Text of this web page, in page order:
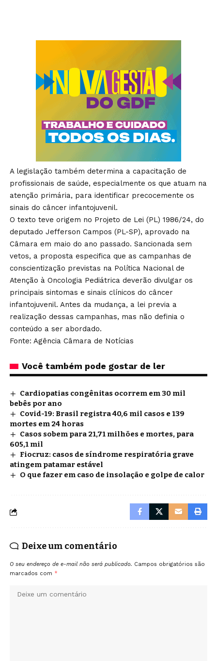
A legislação também determina a capacitação de
profissionais de saúde, especialmente os que atuam na
atenção primária, para identificar precocemente os
sinais do câncer infantojuvenil.
O texto teve origem no Projeto de Lei (PL) 1986/24, do
deputado Jefferson Campos (PL-SP), aprovado na
Câmara em maio do ano passado. Sancionada sem
vetos, a proposta especifica que as campanhas de
conscientização previstas na Política Nacional de
Atenção à Oncologia Pediátrica deverão divulgar os
principais sintomas e sinais clínicos do câncer
infantojuvenil. Antes da mudança, a lei previa a
realização dessas campanhas, mas não definia o
conteúdo a ser abordado.
Fonte: Agência Câmara de Notícias
Você também pode gostar de ler
Cardiopatias congênitas ocorrem em 30 mil
bebês por ano
Covid-19: Brasil registra 40,6 mil casos e 139
mortes em 24 horas
Casos sobem para 21,71 milhões e mortes, para
605,1 mil
Fiocruz: casos de síndrome respiratória grave
atingem patamar estável
O que fazer em caso de insolação e golpe de calor
Deixe um comentário
O seu endereço de e-mail não será publicado. Campos obrigatórios são
marcados com *